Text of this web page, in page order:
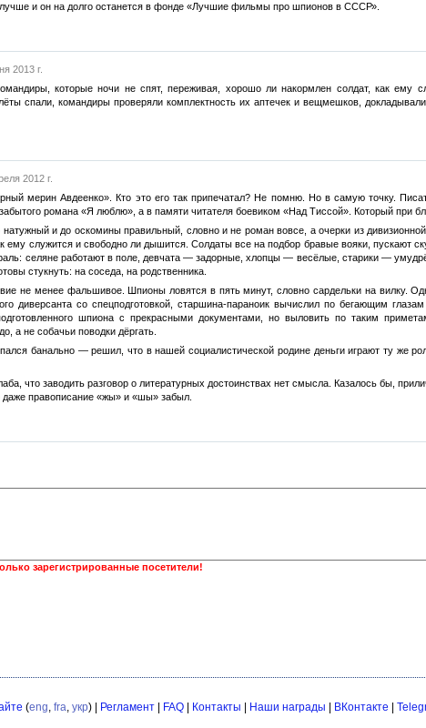
и он на долго останется в фонде «Лучшие фильмы про шпионов в СССР».
2013 г.
которые ночи не спят, переживая, хорошо ли накормлен солдат, как
спали, командиры проверяли комплектность их аптечек и вещмешков,
2012 г.
мерин Авдеенко». Кто это его так припечатал? Не помню. Но в самую точку.
романа «Я люблю», а в памяти читателя боевиком «Над Тиссой». Который при
и до оскомины правильный, словно и не роман вовсе, а очерки из
ему служится и свободно ли дышится. Солдаты все на подбор бравые вояки, пускают
селяне работают в поле, девчата — задорные, хлопцы — весёлые, старики —
стукнуть: на соседа, на родственника.
не менее фальшивое. Шпионы ловятся в пять минут, словно сардельки на вилку.
диверсанта со спецподготовкой, старшина-параноик вычислил по бегающим
шпиона с прекрасными документами, но выловить по таким
а не собачьи поводки дёргать.
банально — решил, что в нашей социалистической родине деньги играют ту же
что заводить разговор о литературных достоинствах нет смысла. Казалось бы,
даже правописание «жы» и «шы» забыл.
зарегистрированные посетители!
(eng, fra, укр) | Регламент FAQ Контакты Наши награды ВКонтакте